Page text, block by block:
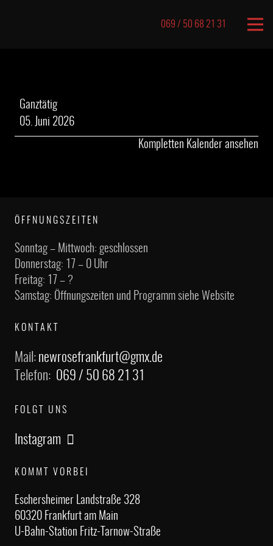
069 / 50 68 21 31
geschlossen
Ganztätig
05. Juni 2026
Kompletten Kalender ansehen
ÖFFNUNGSZEITEN
Sonntag – Mittwoch: geschlossen
Donnerstag: 17 – 0 Uhr
Freitag: 17 – ?
Samstag: Öffnungszeiten und Programm siehe Website
KONTAKT
Mail: newrosefrankfurt@gmx.de
Telefon: 069 / 50 68 21 31
FOLGT UNS
Instagram
KOMMT VORBEI
Eschersheimer Landstraße 328
60320 Frankfurt am Main
U-Bahn-Station Fritz-Tarnow-Straße